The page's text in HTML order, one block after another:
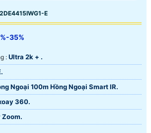
E
35%
: Ultra 2k + .
Ngoại 100m Hồng Ngoại Smart IR.
360.
Zoom.